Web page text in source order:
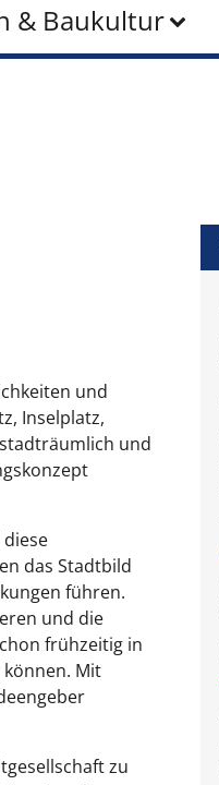
& Baukultur
und
Inselplatz,
und
das Stadtbild
führen.
und die
frühzeitig in
Mit
zu